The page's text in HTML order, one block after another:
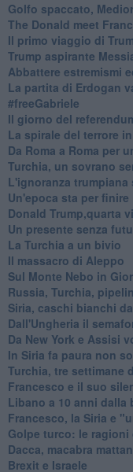
Golfo spaccato,
The Donald meet
Il primo viaggio di
Trump aspirante
Abbattere estremismi
La partita di Erdogan
#freeGabriele
Il giorno del
La spirale del terrore
Da Roma a Roma per
Turchia, un sovrano
L'ignoranza trumpiana
Un'epoca sta per finire
Donald Trump,quarta
Un presente senza
La Turchia a un bivio
Il massacro di Aleppo
Sul Monte Nebo in
Russia, Turchia,
Siria, caschi bianchi
Dall'Ungheria il
Da New York e Assisi
In Siria fa paura non
Turchia, tre settimane
Francesco e il suo
Libano a 10 anni
Francesco, la Siria e
Golpe turco: le
Dacca, macabra
Brexit e Israele